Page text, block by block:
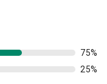
25%
75%